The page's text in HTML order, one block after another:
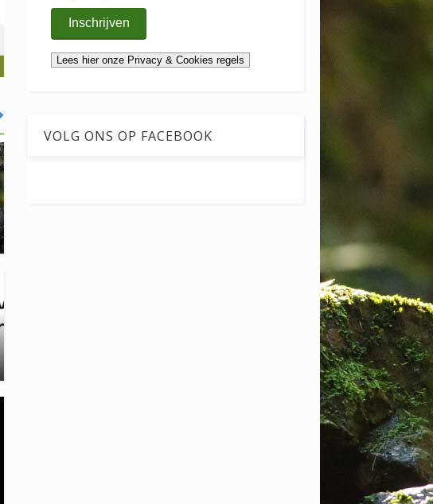
VOLG ONS OP FACEBOOK